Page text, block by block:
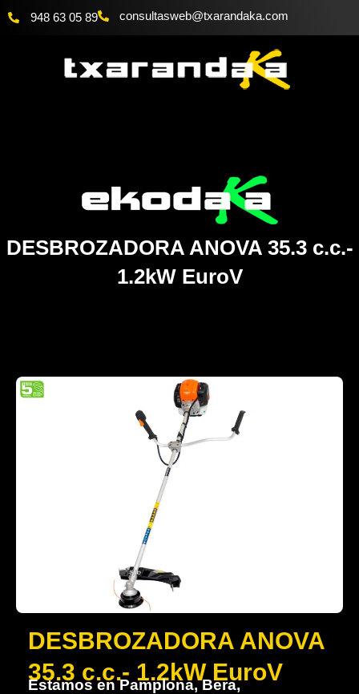
948 63 05 89 moc.akadnaraxt
@bewsatlusnoc
DESBROZADORA ANOVA 35.3 c.c.-
1.2kW EuroV
DESBROZADORA ANOVA
35.3 c.c.- 1.2kW EuroV
Estamos en Pamplona, Bera,